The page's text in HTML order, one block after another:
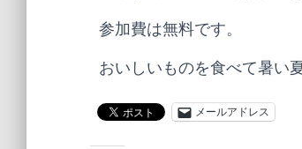
参加費は無料です。
おいしいものを食べて暑い
メールアドレス